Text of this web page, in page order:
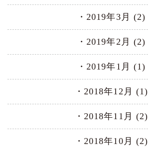
2019年3月 (2)
2019年2月 (2)
2019年1月 (1)
2018年12月 (1)
2018年11月 (2)
2018年10月 (2)